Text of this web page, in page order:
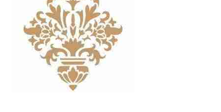
Blog / DIY / Tutorials
Over mij